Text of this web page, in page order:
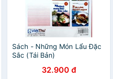
Sách - Những Món Lẩu Đặc
Sắc (Tái Bản)
32.900 đ